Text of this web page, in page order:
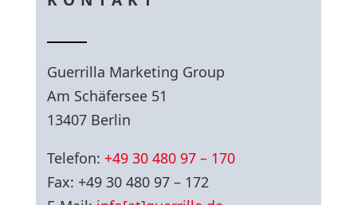
Guerrilla Marketing Group
Am Schäfersee 51
13407 Berlin
Telefon: +49 30 480 97 – 170
Fax: +49 30 480 97 – 172